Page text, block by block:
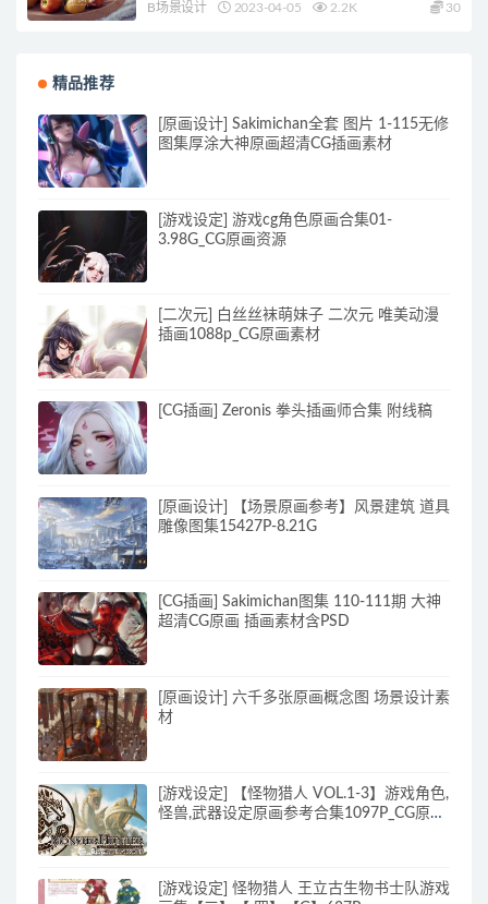
B场景设计 2023-04-05 2.2K 30
精品推荐
[原画设计] Sakimichan全套 图片 1-115无修
图集厚涂大神原画超清CG插画素材
[游戏设定] 游戏cg角色原画合集01-
3.98G_CG原画资源
[二次元] 白丝丝袜萌妹子 二次元 唯美动漫
插画1088p_CG原画素材
[CG插画] Zeronis 拳头插画师合集 附线稿
[原画设计] 【场景原画参考】风景建筑 道具
雕像图集15427P-8.21G
[CG插画] Sakimichan图集 110-111期 大神
超清CG原画 插画素材含PSD
[原画设计] 六千多张原画概念图 场景设计素
材
[游戏设定] 【怪物猎人 VOL.1-3】游戏角色,
怪兽,武器设定原画参考合集1097P_CG原画
[游戏设定] 怪物猎人 王立古生物书士队游戏